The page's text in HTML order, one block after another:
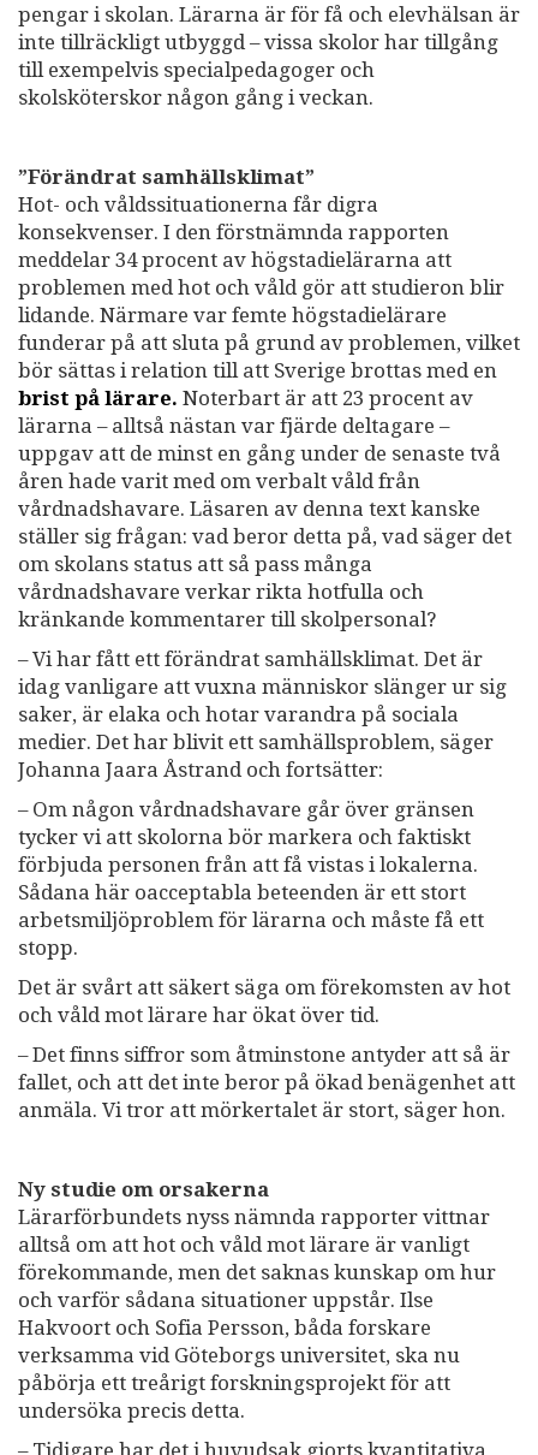
pengar i skolan. Lärarna är för få och elevhälsan är
inte tillräckligt utbyggd – vissa skolor har tillgång
till exempelvis specialpedagoger och
skolsköterskor någon gång i veckan.
”Förändrat samhällsklimat”
Hot- och våldssituationerna får digra
konsekvenser. I den förstnämnda rapporten
meddelar 34 procent av högstadielärarna att
problemen med hot och våld gör att studieron blir
lidande. Närmare var femte högstadielärare
funderar på att sluta på grund av problemen, vilket
bör sättas i relation till att Sverige brottas med en
brist på lärare. Noterbart är att 23 procent av
lärarna – alltså nästan var fjärde deltagare –
uppgav att de minst en gång under de senaste två
åren hade varit med om verbalt våld från
vårdnadshavare. Läsaren av denna text kanske
ställer sig frågan: vad beror detta på, vad säger det
om skolans status att så pass många
vårdnadshavare verkar rikta hotfulla och
kränkande kommentarer till skolpersonal?
– Vi har fått ett förändrat samhällsklimat. Det är
idag vanligare att vuxna människor slänger ur sig
saker, är elaka och hotar varandra på sociala
medier. Det har blivit ett samhällsproblem, säger
Johanna Jaara Åstrand och fortsätter:
– Om någon vårdnadshavare går över gränsen
tycker vi att skolorna bör markera och faktiskt
förbjuda personen från att få vistas i lokalerna.
Sådana här oacceptabla beteenden är ett stort
arbetsmiljöproblem för lärarna och måste få ett
stopp.
Det är svårt att säkert säga om förekomsten av hot
och våld mot lärare har ökat över tid.
– Det finns siffror som åtminstone antyder att så är
fallet, och att det inte beror på ökad benägenhet att
anmäla. Vi tror att mörkertalet är stort, säger hon.
Ny studie om orsakerna
Lärarförbundets nyss nämnda rapporter vittnar
alltså om att hot och våld mot lärare är vanligt
förekommande, men det saknas kunskap om hur
och varför sådana situationer uppstår. Ilse
Hakvoort och Sofia Persson, båda forskare
verksamma vid Göteborgs universitet, ska nu
påbörja ett treårigt forskningsprojekt för att
undersöka precis detta.
– Tidigare har det i huvudsak gjorts kvantitativa